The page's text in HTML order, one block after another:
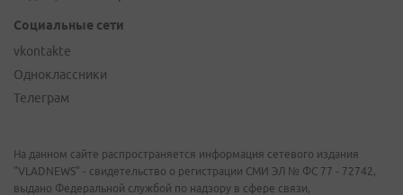
Социальные сети
vkontakte
Одноклассники
Телеграм
На данном сайте распространяется информация сетевого издания
"VLADNEWS" - свидетельство о регистрации СМИ ЭЛ № ФС 77 - 72742,
выдано Федеральной службой по надзору в сфере связи,